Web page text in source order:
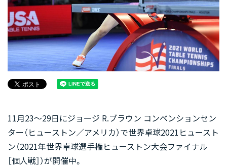
11月23〜29日にジョージ R.ブラウン コンベンションセン
ター（ヒューストン／アメリカ）で世界卓球2021ヒュースト
ン（2021年世界卓球選手権ヒューストン大会ファイナル
［個人戦］）が開催中。